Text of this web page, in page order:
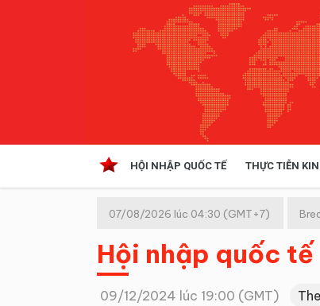
HỘI NHẬP QUỐC TẾ THỰC TIỄN
Kinh tế hội nhập
Doanh nghiệp
07/08/2026 lúc 04:30 (GMT+7)
Hội nhập quốc tế
09/12/2024 lúc 19:00 (GMT)